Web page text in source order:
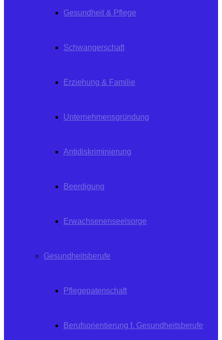
Gesundheit & Pflege
Schwangerschaft
Erziehung & Familie
Unternehmensgründung
Antidiskriminierung
Beerdigung
Erwachsenenseelsorge
Gesundheitsberufe
Pflegepatenschaft
Berufsorientierung f. Gesundheitsberufe